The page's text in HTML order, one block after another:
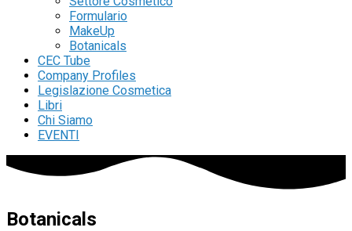
Formulario
MakeUp
Botanicals
CEC Tube
Company Profiles
Legislazione Cosmetica
Libri
Chi Siamo
EVENTI
Botanicals